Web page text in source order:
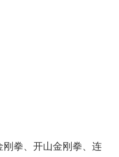
拳、开山金刚拳、连